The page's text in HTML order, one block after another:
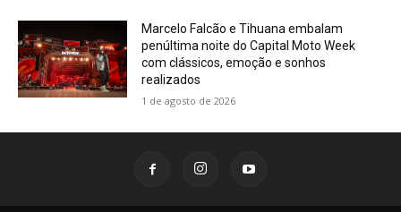
Marcelo Falcão e Tihuana embalam
penúltima noite do Capital Moto Week
com clássicos, emoção e sonhos
realizados
1 de agosto de 2026